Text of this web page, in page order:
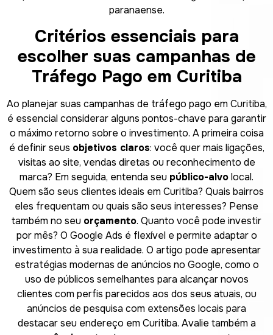
paranaense.
Critérios essenciais para
escolher suas campanhas de
Tráfego Pago em Curitiba
Ao planejar suas campanhas de tráfego pago em Curitiba,
é essencial considerar alguns pontos-chave para garantir
o máximo retorno sobre o investimento. A primeira coisa
é definir seus objetivos claros: você quer mais ligações,
visitas ao site, vendas diretas ou reconhecimento de
marca? Em seguida, entenda seu público-alvolocal.
Quem são seus clientes ideais em Curitiba? Quais bairros
eles frequentam ou quais são seus interesses? Pense
também no seu orçamento. Quanto você pode investir
por mês? O Google Ads é flexível e permite adaptar o
investimento à sua realidade. O artigo pode apresentar
estratégias modernas de anúncios no Google, como o
uso de públicos semelhantes para alcançar novos
clientes com perfis parecidos aos dos seus atuais, ou
anúncios de pesquisa com extensões locais para
destacar seu endereço em Curitiba. Avalie também a